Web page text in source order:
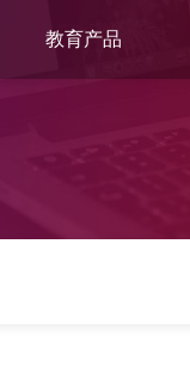
教育产品